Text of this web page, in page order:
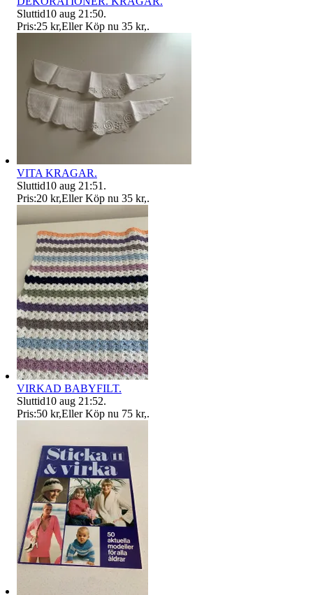
Sluttid10 aug 21:50.
Pris:25 kr,Eller Köp nu 35 kr,.
VITA KRAGAR.
Sluttid10 aug 21:51 .
Pris:20 kr,Eller Köp nu 35 kr,.
VIRKAD BABYFILT.
Sluttid10 aug 21:52.
Pris:50 kr,Eller Köp nu 75 kr,.